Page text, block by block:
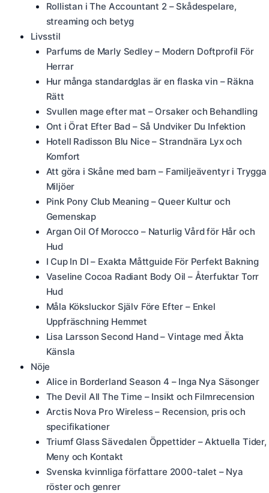
Rollistan i The Accountant 2 – Skådespelare,
streaming och betyg
Livsstil
Parfums de Marly Sedley – Modern Doftprofil För
Herrar
Hur många standardglas är en flaska vin – Räkna
Rätt
Svullen mage efter mat – Orsaker och Behandling
Ont i Örat Efter Bad – Så Undviker Du Infektion
Hotell Radisson Blu Nice – Strandnära Lyx och
Komfort
Att göra i Skåne med barn – Familjeäventyr i Trygga
Miljöer
Pink Pony Club Meaning – Queer Kultur och
Gemenskap
Argan Oil Of Morocco – Naturlig Vård för Hår och
Hud
I Cup In Dl – Exakta Måttguide För Perfekt Bakning
Vaseline Cocoa Radiant Body Oil – Återfuktar Torr
Hud
Måla Köksluckor Själv Före Efter – Enkel
Uppfräschning Hemmet
Lisa Larsson Second Hand – Vintage med Äkta
Känsla
Nöje
Alice in Borderland Season 4 – Inga Nya Säsonger
The Devil All The Time – Insikt och Filmrecension
Arctis Nova Pro Wireless – Recension, pris och
specifikationer
Triumf Glass Sävedalen Öppettider – Aktuella Tider,
Meny och Kontakt
Svenska kvinnliga författare 2000-talet – Nya
röster och genrer